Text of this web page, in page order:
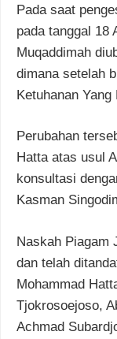
Pada saat
pada tanggal 18
Muqaddimah
dimana setelah
Ketuhanan Yang
Perubahan
Hatta atas usul
konsultasi
Kasman
Naskah Piagam
dan telah
Mohammad
Tjokrosoejoso,
Achmad